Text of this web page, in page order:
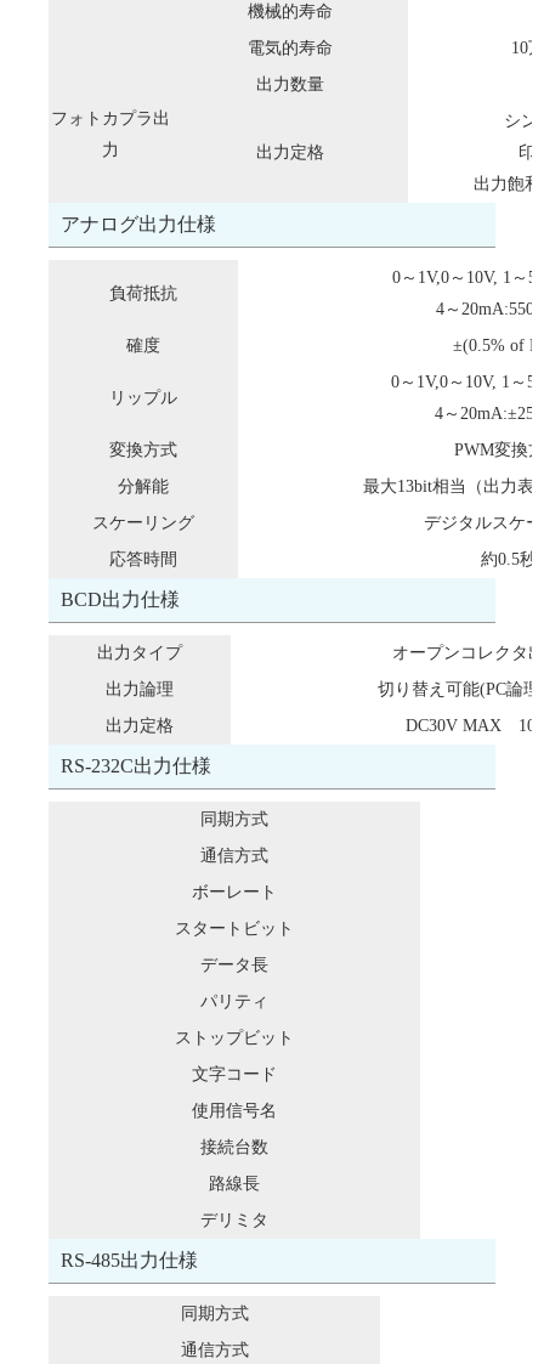
機械的寿命
電気的寿命
10
フォトカプラ出
力
出力数量
出力定格
シン
印
出力飽
アナログ出力仕様
負荷抵抗
0～1V,0～10V, 1～
4～
確度
±(0.5% of
リップル
0～1V,0～10V, 1～
4～
変換方式
PWM変換
分解能
最大13bit相当（出力表
スケーリング
デジタルスケ
応答時間
約0.5秒
BCD出力仕様
出力タイプ
オープンコレクタ
出力論理
切り替え可能(PC論
出力定格
DC30V MAX
RS-232C出力仕様
同期方式
通信方式
ボーレート
スタートビット
データ長
パリティ
ストップビット
文字コード
使用信号名
接続台数
路線長
デリミタ
RS-485出力仕様
同期方式
通信方式